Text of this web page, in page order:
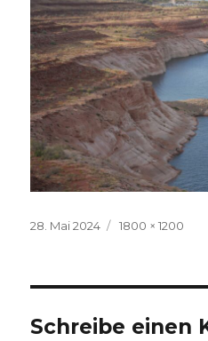
Veröffentlicht
28. Mai 2024
Volle
1800 × 1200
Schreibe einen